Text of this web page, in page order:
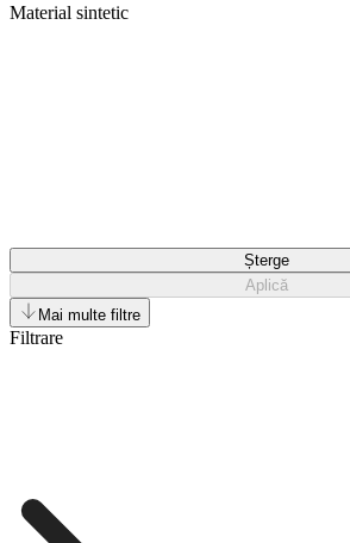
Material sintetic
Șterge
Aplică
Mai multe filtre
Filtrare